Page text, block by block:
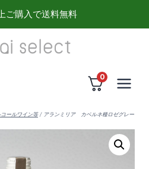
ご購入で送料無料
0
ールワイン等 / アランミリア カベルネ種ロゼグレー